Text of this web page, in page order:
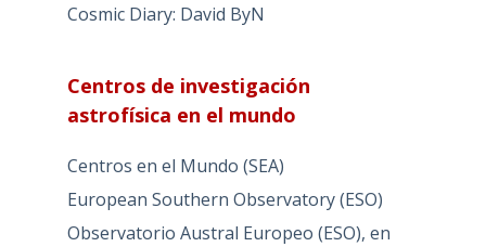
Cosmic Diary: David ByN
Centros de investigación
astrofísica en el mundo
Centros en el Mundo (SEA)
European Southern Observatory (ESO)
Observatorio Austral Europeo (ESO), en